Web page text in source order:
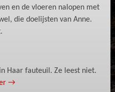
en de vloeren nalopen met
die doelijsten van Anne.
Haar fauteuil. Ze leest niet.
→